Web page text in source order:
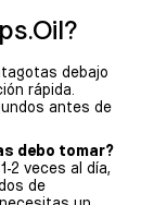
debajo
rápida.
antes de
debo tomar?
2 veces al día,
de